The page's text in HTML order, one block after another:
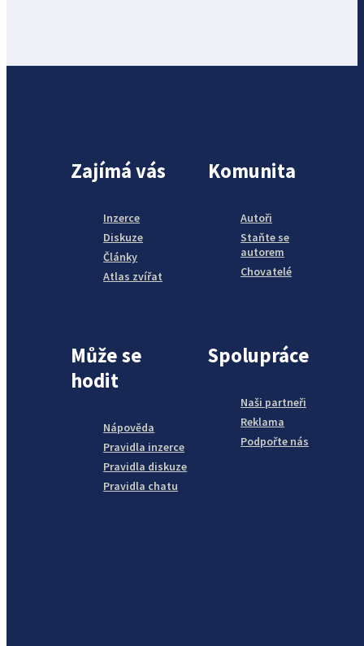
Zajímá vás
Inzerce
Diskuze
Články
Atlas zvířat
Komunita
Autoři
Staňte se
autorem
Chovatelé
Může se
hodit
Nápověda
Pravidla inzerce
Pravidla diskuze
Pravidla chatu
Spolupráce
Naši partneři
Reklama
Podpořte nás